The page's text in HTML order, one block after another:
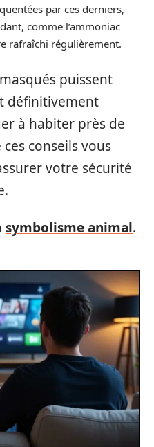
par ces derniers,
comme l’ammoniac
rafraîchi régulièrement.
puissent
définitivement
à habiter près de
conseils vous
votre sécurité
symbolisme animal.